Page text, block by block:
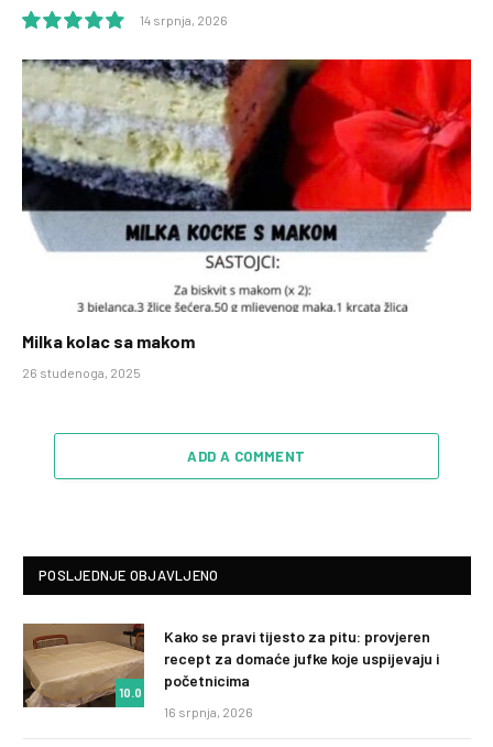
10.0
14 srpnja, 2026
Milka kolac sa makom
26 studenoga, 2025
ADD A COMMENT
POSLJEDNJE OBJAVLJENO
10.0
Kako se pravi tijesto za pitu: provjeren
recept za domaće jufke koje uspijevaju i
početnicima
16 srpnja, 2026